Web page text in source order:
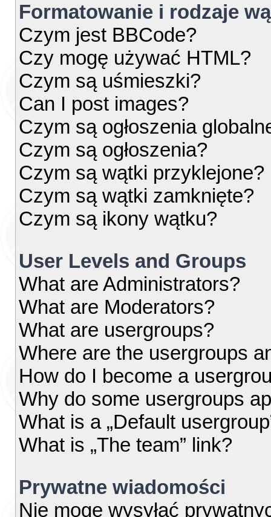
Formatowanie i rodzaje
Czym jest BBCode?
Czy mogę używać HTML?
Czym są uśmieszki?
Can I post images?
Czym są ogłoszenia
Czym są ogłoszenia?
Czym są wątki przyklejone?
Czym są wątki zamknięte?
Czym są ikony wątku?
User Levels and Groups
What are Administrators?
What are Moderators?
What are usergroups?
Where are the usergroups
How do I become a
Why do some usergroups
What is a „Default
What is „The team” link?
Prywatne wiadomości
Nie mogę wysyłać